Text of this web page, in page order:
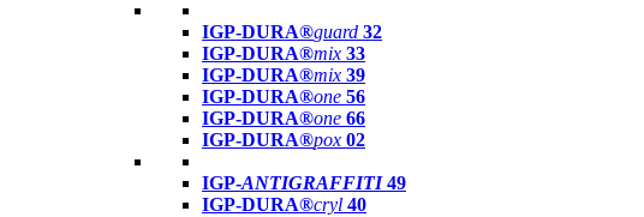
IGP-DURA®guard 32
IGP-DURA®mix 33
IGP-DURA®mix 39
IGP-DURA®one 56
IGP-DURA®one 66
IGP-DURA®pox 02
IGP-ANTIGRAFFITI49
IGP-DURA®cryl 40